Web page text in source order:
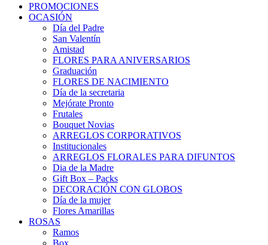
PROMOCIONES
OCASIÓN
Día del Padre
San Valentín
Amistad
FLORES PARA ANIVERSARIOS
Graduación
FLORES DE NACIMIENTO
Día de la secretaria
Mejórate Pronto
Frutales
Bouquet Novias
ARREGLOS CORPORATIVOS
Institucionales
ARREGLOS FLORALES PARA DIFUNTOS
Dia de la Madre
Gift Box – Packs
DECORACIÓN CON GLOBOS
Día de la mujer
Flores Amarillas
ROSAS
Ramos
Box